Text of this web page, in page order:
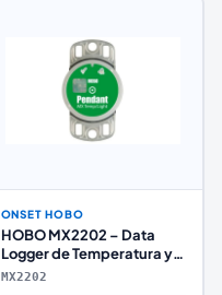
ONSET HOBO
HOBO MX2202 – Data
Logger de Temperatura y
Luz con Bluetooth
MX2202